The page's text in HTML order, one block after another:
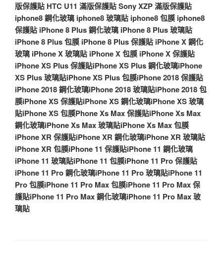
版保護貼 HTC U11 滿版保護貼Sony XZP 滿版保護貼
iphone8 鋼化玻璃 iphone8 玻璃貼 iphone8 包膜 iphone8
保護貼 iPhone 8 Plus 鋼化玻璃 iPhone 8 Plus 玻璃貼
iPhone 8 Plus 包膜 iPhone 8 Plus 保護貼 iPhone X 鋼化
玻璃 iPhone X 玻璃貼 iPhone X 包膜 iPhone X 保護貼
iPhone XS Plus 保護貼iPhone XS Plus 鋼化玻璃iPhone
XS Plus 玻璃貼iPhone XS Plus 包膜iPhone 2018 保護貼
iPhone 2018 鋼化玻璃iPhone 2018 玻璃貼iPhone 2018 包
膜iPhone XS 保護貼iPhone XS 鋼化玻璃iPhone XS 玻璃
貼iPhone XS 包膜Phone Xs Max 保護貼iPhone Xs Max
鋼化玻璃iPhone Xs Max 玻璃貼iPhone Xs Max 包膜
iPhone XR 保護貼iPhone XR 鋼化玻璃iPhone XR 玻璃貼
iPhone XR 包膜iPhone 11 保護貼iPhone 11 鋼化玻璃
iPhone 11 玻璃貼iPhone 11 包膜iPhone 11 Pro 保護貼
iPhone 11 Pro 鋼化玻璃iPhone 11 Pro 玻璃貼iPhone 11
Pro 包膜iPhone 11 Pro Max 包膜iPhone 11 Pro Max 保
護貼iPhone 11 Pro Max 鋼化玻璃iPhone 11 Pro Max 玻
璃貼